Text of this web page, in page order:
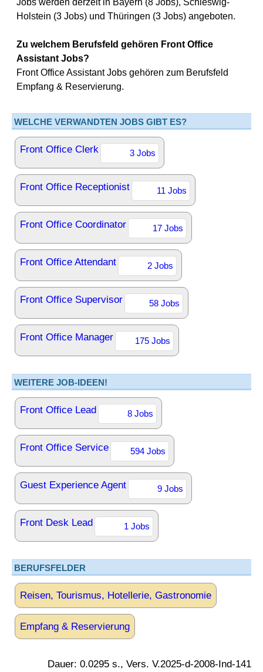
Jobs werden derzeit in Bayern (8 Jobs), Schleswig-
Holstein (3 Jobs) und Thüringen (3 Jobs) angeboten.
Zu welchem Berufsfeld gehören Front Office
Assistant Jobs?
Front Office Assistant Jobs gehören zum Berufsfeld
Empfang & Reservierung.
WELCHE VERWANDTEN JOBS GIBT ES?
Front Office Clerk 3 Jobs
Front Office Receptionist 11 Jobs
Front Office Coordinator 17 Jobs
Front Office Attendant 2 Jobs
Front Office Supervisor 58 Jobs
Front Office Manager 175 Jobs
WEITERE JOB-IDEEN!
Front Office Lead 8 Jobs
Front Office Service 594 Jobs
Guest Experience Agent 9 Jobs
Front Desk Lead 1 Jobs
BERUFSFELDER
Reisen, Tourismus, Hotellerie, Gastronomie
Empfang & Reservierung
Dauer: 0.0295 s., Vers. V.2025-d-2008-Ind-141